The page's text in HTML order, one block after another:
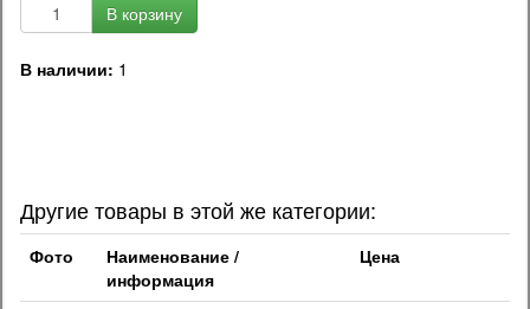
В корзину
В наличии: 1
Другие товары в этой же категории:
Фото
Наименование /
информация
Цена